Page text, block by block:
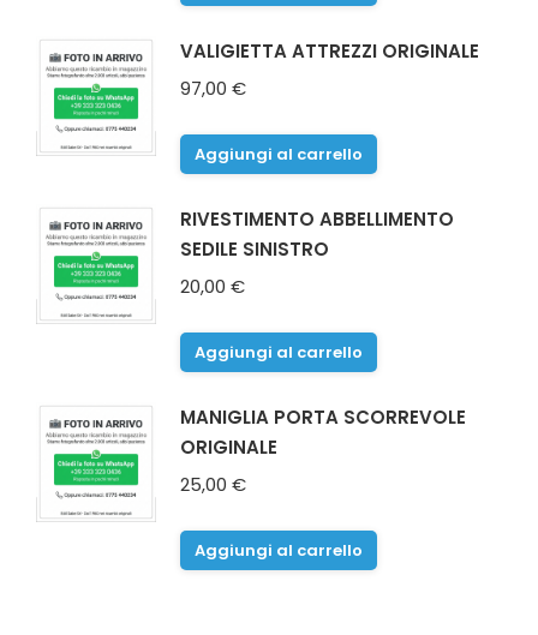
VALIGIETTA ATTREZZI ORIGINALE
97,00 €
Aggiungi al carrello
RIVESTIMENTO ABBELLIMENTO
SEDILE SINISTRO
20,00 €
Aggiungi al carrello
MANIGLIA PORTA SCORREVOLE
ORIGINALE
25,00 €
Aggiungi al carrello